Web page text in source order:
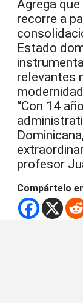
Agrega
recorre a
Estado
relevantes
“Con 14
profesor
Compártelo